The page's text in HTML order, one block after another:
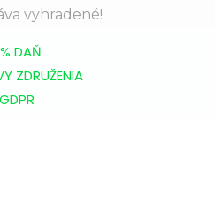
vyhradené!
DAŇ
ZDRUŽENIA
GDPR